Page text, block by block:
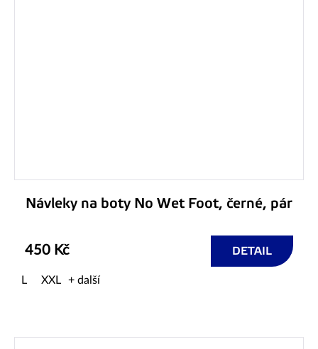
Návleky na boty No Wet Foot, černé, pár
450 Kč DETAIL
L XXL + další